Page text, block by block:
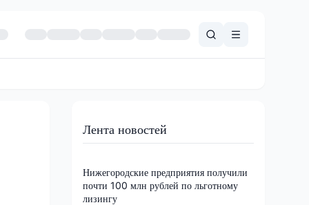
Лента новостей
Нижегородские предприятия получили
почти 100 млн рублей по льготному
лизингу